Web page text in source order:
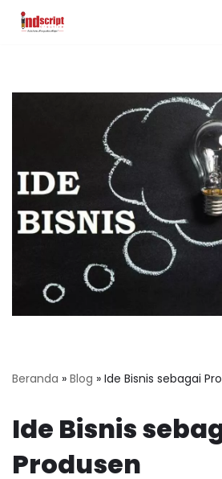
Beranda » Blog » Ide Bisnis sebagai
Ide Bisnis
Produsen